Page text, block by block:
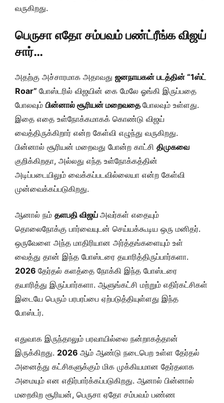
வருகிறது.
பெருசா எதோ சம்பவம் பண்ட்ரீங்க விஜய்
சார்…
அதற்கு அச்சாரமாக அதாவது ஜனநாயகன் படத்தின் “1ஸ்ட்
Roar” போஸ்டரில் விஜயின் கை மேலே ஓங்கி இருப்பதை
போலவும் பின்னால் சூரியன் மறைவதை போலவும் உள்ளது.
இதை எதை உள்நோக்கமாகக் கொண்டு விஜய்
வைத்திருக்கிறார் என்ற கேள்வி எழுந்து வருகிறது.
பின்னால் சூரியன் மறைவது போன்ற காட்சி திமுகவை
குறிக்கிறதா, அல்லது எந்த உள்நோக்கத்தின்
அடிப்படையிலும் வைக்கப்படவில்லையா என்ற கேள்வி
முன்வைக்கப்படுகிறது.
ஆனால் நம் தளபதி விஜய் அவர்கள் எதையும்
தொலைநோக்கு பார்வையுடன் செய்யக்கூடிய ஒரு மனிதர்.
ஒருவேளை அந்த மாதிரியான அர்த்தங்களையும் உள்
வைத்து தான் இந்த போஸ்டரை தயாரித்திருப்பார்களா.
2026 தேர்தல் களத்தை நோக்கி இந்த போஸ்டரை
தயாரித்து இருப்பார்களா. ஆளுங்கட்சி மற்றும் எதிர்கட்சிகள்
இடையே பெரும் பரபரப்பை ஏற்படுத்தியுள்ளது இந்த
போஸ்டர்.
எதுவாக இருந்தாலும் பரவாயில்லை நன்றாகத்தான்
இருக்கிறது. 2026 ஆம் ஆண்டு நடைபெற உள்ள தேர்தல்
அனைத்து கட்சிகளுக்கும் மிக முக்கியமான தேர்தலாக
அமையும் என எதிர்பார்க்கப்படுகிறது. ஆனால் பின்னால்
மறைகிற சூரியன், பெருசா ஏதோ சம்பவம் பண்ண